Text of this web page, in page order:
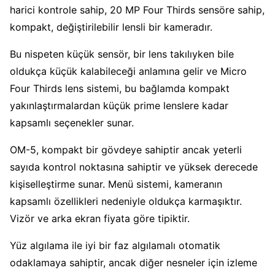
harici kontrole sahip, 20 MP Four Thirds sensöre sahip,
kompakt, değiştirilebilir lensli bir kameradır.
Bu nispeten küçük sensör, bir lens takılıyken bile
oldukça küçük kalabileceği anlamına gelir ve Micro
Four Thirds lens sistemi, bu bağlamda kompakt
yakınlaştırmalardan küçük prime lenslere kadar
kapsamlı seçenekler sunar.
OM-5, kompakt bir gövdeye sahiptir ancak yeterli
sayıda kontrol noktasına sahiptir ve yüksek derecede
kişiselleştirme sunar. Menü sistemi, kameranın
kapsamlı özellikleri nedeniyle oldukça karmaşıktır.
Vizör ve arka ekran fiyata göre tipiktir.
Yüz algılama ile iyi bir faz algılamalı otomatik
odaklamaya sahiptir, ancak diğer nesneler için izleme